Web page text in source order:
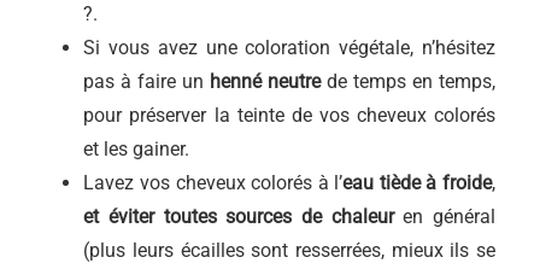
?.
Si vous avez une coloration végétale, n’hésitez
pas à faire un henné neutrede temps en temps,
pour préserver la teinte de vos cheveux colorés
et les gainer.
Lavez vos cheveux colorés à l’eau tiède à froide,
et éviter toutes sources de chaleuren général
(plus leurs écailles sont resserrées, mieux ils se